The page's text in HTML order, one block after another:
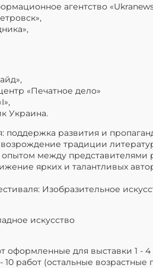
агентство
«Печатное дело»
Украина.
поддержка развития и
возрождение традиции
между представителями
ярких и талантливых
Изобразительное
искусство
оформленные для выставки 1 -
10 работ (остальные возрастные